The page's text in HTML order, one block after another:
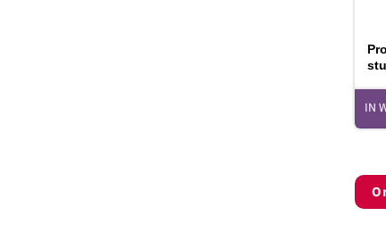
IN